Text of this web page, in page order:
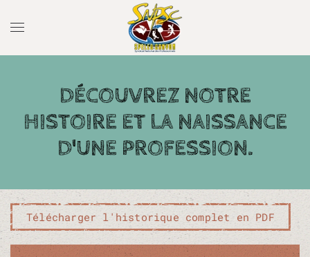
DÉCOUVREZ NOTRE
HISTOIRE ET LA NAISSANCE
D'UNE PROFESSION.
Télécharger l'historique complet en PDF